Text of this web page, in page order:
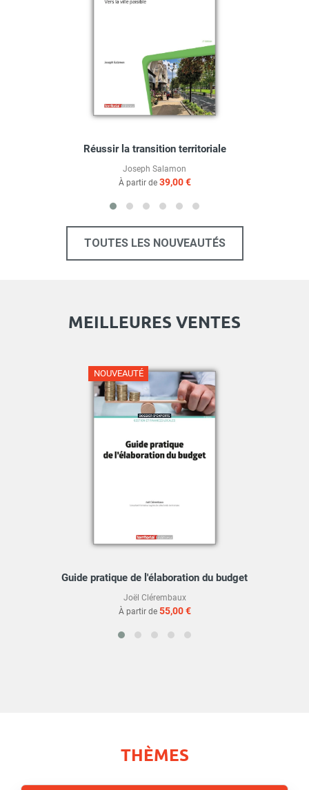
Réussir la transition territoriale
Joseph Salamon
À partir de 39,00 €
TOUTES LES NOUVEAUTÉS
MEILLEURES VENTES
NOUVEAUTÉ
Guide pratique de l'élaboration du budget
Joël Clérembaux
À partir de 55,00 €
THÈMES